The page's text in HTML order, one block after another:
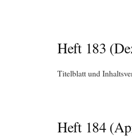
Heft 183
Titelblatt und
Heft 184